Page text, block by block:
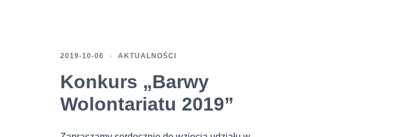
2019-10-06 AKTUALNOŚCI
Konkurs „Barwy
Wolontariatu 2019”